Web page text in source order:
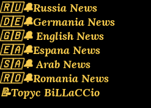
🇷🇺🔔Russia News
🇩🇪🔔Germania News
🇬🇧🔔 English News
🇪🇦🔔Espana News
🇸🇦🔔 Arab News
🇷🇴🔔Romania News
📝Topyc BiLLaCCio